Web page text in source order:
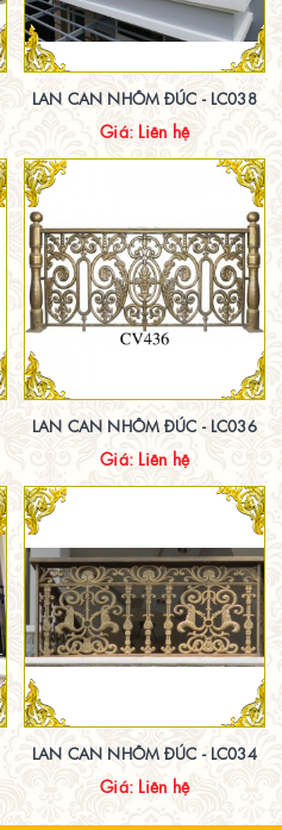
LAN CAN NHÔM ĐÚC - LC038
Giá: Liên hệ
LAN CAN NHÔM ĐÚC - LC036
Giá: Liên hệ
LAN CAN NHÔM ĐÚC - LC034
Giá: Liên hệ